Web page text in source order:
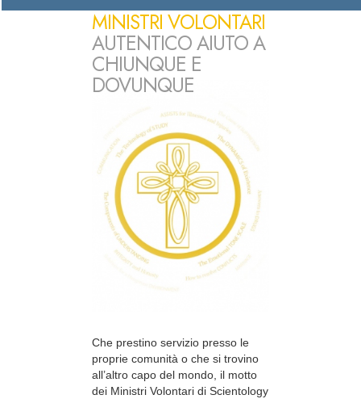
MINISTRI VOLONTARI
AUTENTICO AIUTO A
CHIUNQUE E
DOVUNQUE
Che prestino servizio presso le
proprie comunità o che si trovino
all’altro capo del mondo, il motto
dei Ministri Volontari di Scientology